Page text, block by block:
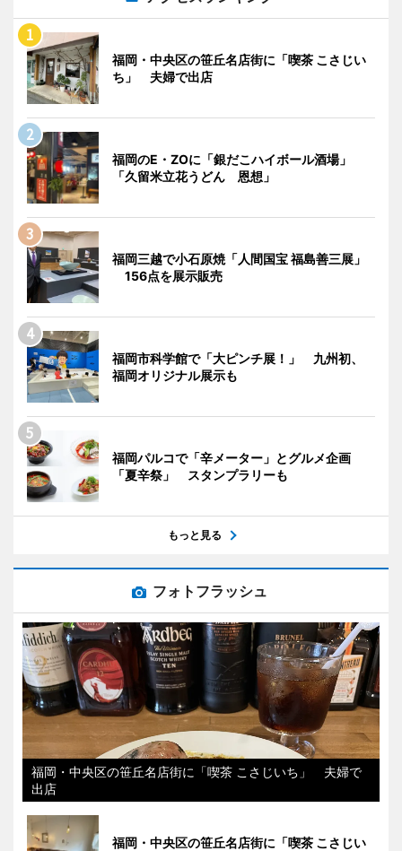
福岡・中央区の笹丘名店街に「喫茶 こさじい
ち」 夫婦で出店
福岡のE・ZOに「銀だこハイボール酒場」
「久留米立花うどん 恩想」
福岡三越で小石原焼「人間国宝 福島善三展」
156点を展示販売
福岡市科学館で「大ピンチ展！」 九州初、
福岡オリジナル展示も
福岡パルコで「辛メーター」とグルメ企画
「夏辛祭」 スタンプラリーも
もっと見る
フォトフラッシュ
福岡・中央区の笹丘名店街に「喫茶 こさじいち」 夫婦で
出店
福岡・中央区の笹丘名店街に「喫茶 こさじい